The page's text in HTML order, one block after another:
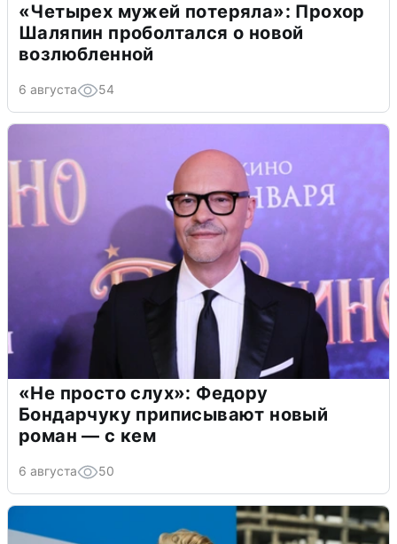
«Четырех мужей потеряла»: Прохор
Шаляпин проболтался о новой
возлюбленной
6 августа 54
«Не просто слух»: Федору
Бондарчуку приписывают новый
роман — с кем
6 августа 50